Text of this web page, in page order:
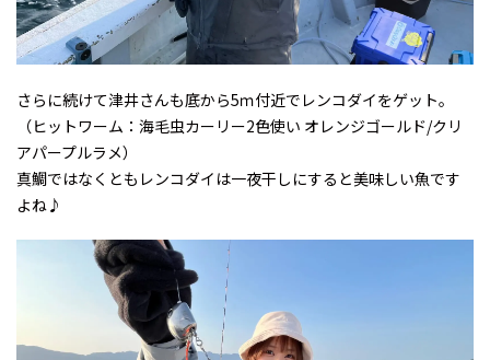
さらに続けて津井さんも底から5ｍ付近でレンコダイをゲット。
（ヒットワーム：海毛虫カーリー2色使い オレンジゴールド/クリ
アパープルラメ）
真鯛ではなくともレンコダイは一夜干しにすると美味しい魚です
よね♪